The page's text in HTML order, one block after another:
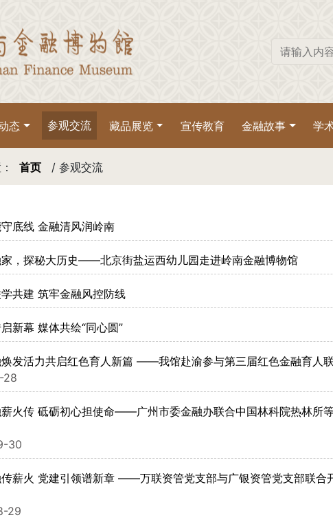
态 参观交流 藏品展览 宣传教育 金融故事 学
首页 / 参观交流
底线 金融清风润岭南
，探秘大历史——北京街盐运西幼儿园走进岭南金融博物馆
共建 筑牢金融风控防线
新幕 媒体共绘“同心圆”
发活力共启红色育人新篇 ——我馆赴渝参与第三届红色金融育人
28
火传 砥砺初心担使命——广州市委金融办联合中国林科院热林所
30
薪火 党建引领谱新章 ——万联资管党支部与广银资管党支部联合
29